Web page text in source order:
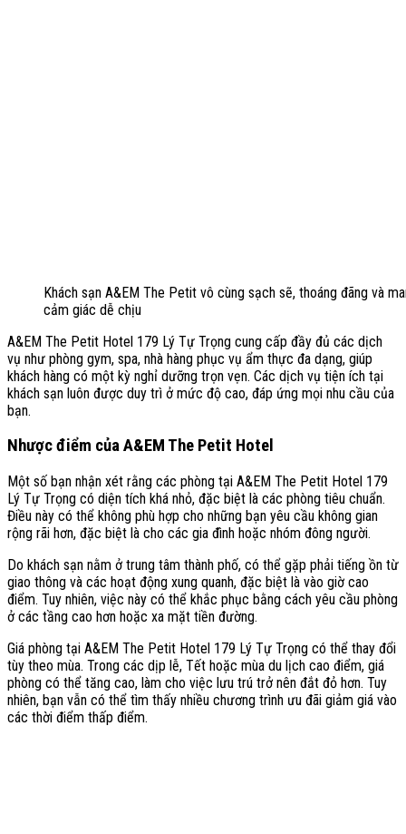
Khách sạn A&EM The Petit vô cùng sạch sẽ, thoáng đãng và
cảm giác dễ chịu
A&EM The Petit Hotel 179 Lý Tự Trọng cung cấp đầy đủ các dịch
vụ như phòng gym, spa, nhà hàng phục vụ ẩm thực đa dạng, giúp
khách hàng có một kỳ nghỉ dưỡng trọn vẹn. Các dịch vụ tiện ích tại
khách sạn luôn được duy trì ở mức độ cao, đáp ứng mọi nhu cầu của
bạn.
Nhược điểm của A&EM The Petit Hotel
Một số bạn nhận xét rằng các phòng tại A&EM The Petit Hotel 179
Lý Tự Trọng có diện tích khá nhỏ, đặc biệt là các phòng tiêu chuẩn.
Điều này có thể không phù hợp cho những bạn yêu cầu không gian
rộng rãi hơn, đặc biệt là cho các gia đình hoặc nhóm đông người.
Do khách sạn nằm ở trung tâm thành phố, có thể gặp phải tiếng ồn từ
giao thông và các hoạt động xung quanh, đặc biệt là vào giờ cao
điểm. Tuy nhiên, việc này có thể khắc phục bằng cách yêu cầu phòng
ở các tầng cao hơn hoặc xa mặt tiền đường.
Giá phòng tại A&EM The Petit Hotel 179 Lý Tự Trọng có thể thay đổi
tùy theo mùa. Trong các dịp lễ, Tết hoặc mùa du lịch cao điểm, giá
phòng có thể tăng cao, làm cho việc lưu trú trở nên đắt đỏ hơn. Tuy
nhiên, bạn vẫn có thể tìm thấy nhiều chương trình ưu đãi giảm giá vào
các thời điểm thấp điểm.